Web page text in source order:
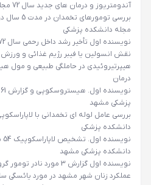
آندومتریوز و درمان های جدید سال 72 مجله نبض
بررسی تومورهای تخمدان در مدت 5 سال در بیمارستان قائم
مجله دانشکده پزشکی
نویسنده اول تأخیر رشد داخل رحمی سال 72 مجله نبض
نقش انسولین یا فیبر رژیم غذائی و ورزش در دیابت
درمان
نویسنده اول
پزشکی مشهد
دانشکده پزشکی
نویسنده اول
دانشکده پزشکی مشهد
نویسنده اول
گزارش 3 مورد نادر
عملکرد زنان شهر مشهد در مورد یائسگی سال 77. ـ مجله دانشکده